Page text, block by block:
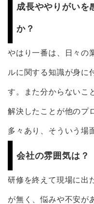
成長ややりがいを
か？
やはり一番は、日々の
ルに関する知識が身に
す。また分からないこ
解決したことが他のプ
多々あり、そういう場
会社の雰囲気は？
研修を終えて現場に出
が無く、悩みや不安が